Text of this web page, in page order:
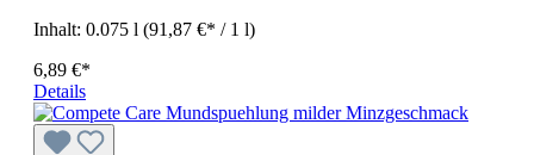
Inhalt: 0.075 l (91,87 €* / 1 l)
6,89 €*
Details